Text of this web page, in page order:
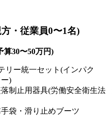
・従業員0〜1名)
算30〜50万円)
リー統一セット(インパク
)
制止用器具(労働安全衛生法
袋・滑り止めブーツ